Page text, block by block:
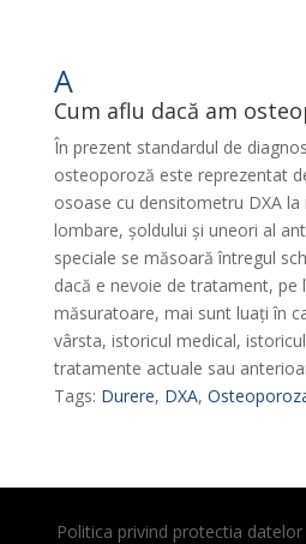
A
Cum aflu dacă am
În prezent standardul de
osteoporoză este reprezentat
osoase cu densitometru DXA la
lombare, șoldului și uneori al
speciale se măsoară întregul
dacă e nevoie de tratament, pe
măsuratoare, mai sunt luați în
vârsta, istoricul medical,
tratamente actuale sau
Tags: Durere, DXA,
Politica privind protectia